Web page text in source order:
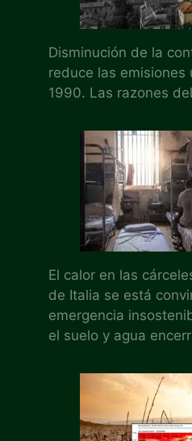
Disminución de la
reduce las emisiones
1990. Las razones
El calor en las
de Italia se está
emergencia
el suelo y agua